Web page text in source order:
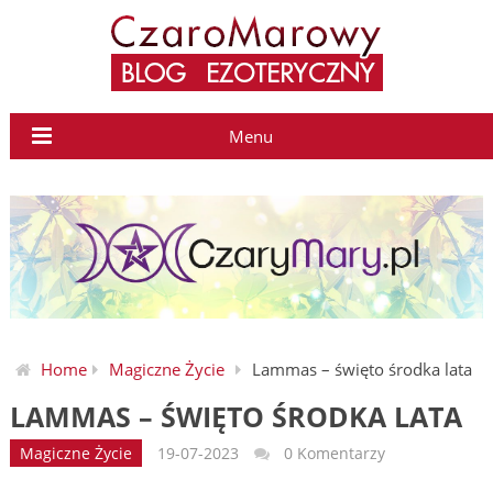
Menu
Home Magiczne Życie Lammas – święto środka lata
LAMMAS – ŚWIĘTO ŚRODKA LATA
Magiczne Życie 19-07-2023
0 Komentarzy